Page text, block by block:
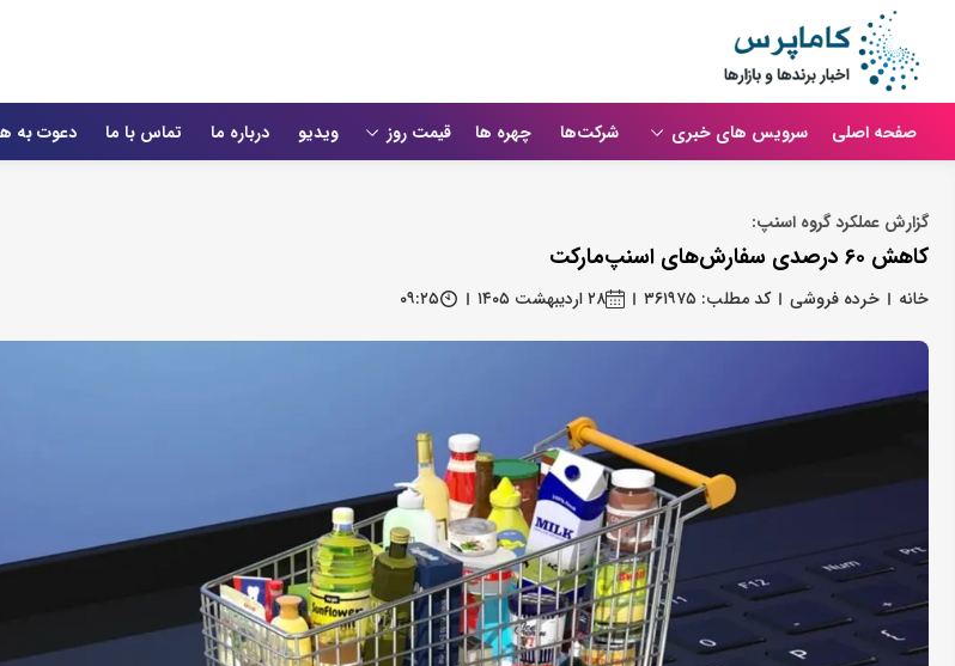
صفحه اصلی سرویس های خبری شرکت‌ها چهره ها قیمت روز ویدیو درباره ما تماس با ما دعوت به
گزارش عملکرد گروه اسنپ:
کاهش ۶۰ درصدی سفارش‌های اسنپ‌مارکت
خانه خرده فروشی کد مطلب: ۳۶۱۹۷۵ ۲۸ اردیبهشت ۱۴۰۵ ۰۹:۲۵